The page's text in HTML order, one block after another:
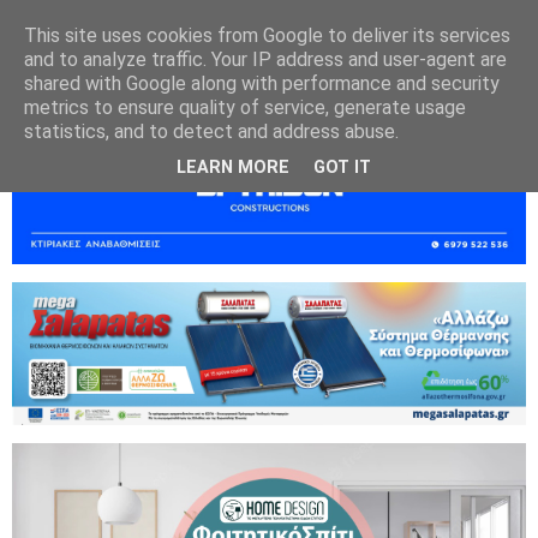
This site uses cookies from Google to deliver its services
and to analyze traffic. Your IP address and user-agent are
shared with Google along with performance and security
metrics to ensure quality of service, generate usage
statistics, and to detect and address abuse.
LEARN MORE GOT IT